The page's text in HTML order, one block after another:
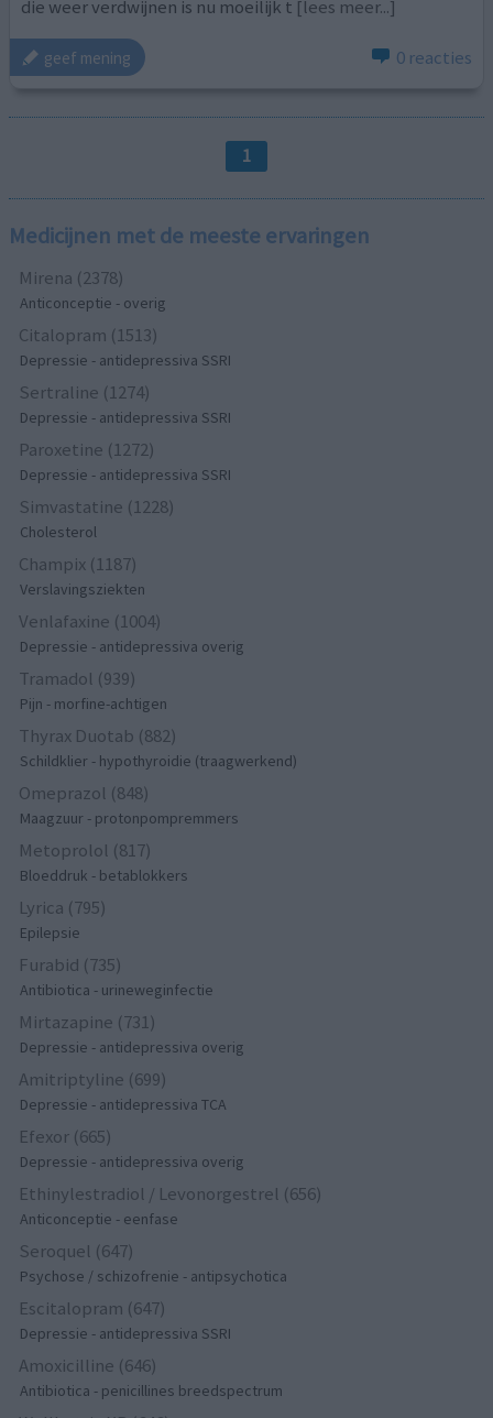
die weer verdwijnen is nu moeilijk t [lees meer...]
geef mening 0 reacties
1
Medicijnen met de meeste ervaringen
Mirena (2378)
Anticonceptie - overig
Citalopram (1513)
Depressie - antidepressiva SSRI
Sertraline (1274)
Depressie - antidepressiva SSRI
Paroxetine (1272)
Depressie - antidepressiva SSRI
Simvastatine (1228)
Cholesterol
Champix (1187)
Verslavingsziekten
Venlafaxine (1004)
Depressie - antidepressiva overig
Tramadol (939)
Pijn - morfine-achtigen
Thyrax Duotab (882)
Schildklier - hypothyroidie (traagwerkend)
Omeprazol (848)
Maagzuur - protonpompremmers
Metoprolol (817)
Bloeddruk - betablokkers
Lyrica (795)
Epilepsie
Furabid (735)
Antibiotica - urineweginfectie
Mirtazapine (731)
Depressie - antidepressiva overig
Amitriptyline (699)
Depressie - antidepressiva TCA
Efexor (665)
Depressie - antidepressiva overig
Ethinylestradiol / Levonorgestrel (656)
Anticonceptie - eenfase
Seroquel (647)
Psychose / schizofrenie - antipsychotica
Escitalopram (647)
Depressie - antidepressiva SSRI
Amoxicilline (646)
Antibiotica - penicillines breedspectrum